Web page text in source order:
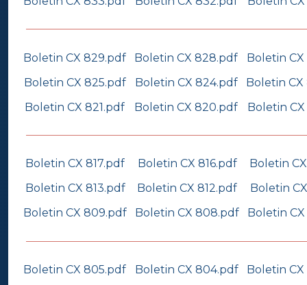
Boletin CX 829.pdf Boletin CX 828.pdf
Boletin
Boletin CX 825.pdf
Boletin CX 824.pdf
Boletin
Boletin CX 821.pdf
Boletin CX 820.pdf Boletin
Boletin CX 817.pdf Boletin CX 816.pdf
Boletin
Boletin CX 813.pdf
Boletin CX 812.pdf
Boletin
Boletin CX 809.pdf
Boletin CX 808.pdf Boletin
Boletin CX 805.pdf Boletin CX 804.pdf
Boletin